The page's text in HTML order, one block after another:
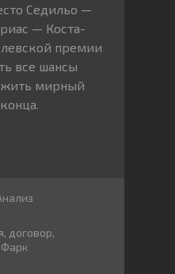
Седильо —
— Коста-
премии
все шансы
мирный
, договор,
Фарк